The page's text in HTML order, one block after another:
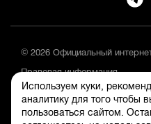
Используем куки,
аналитику для того чтобы
пользоваться сайтом.
© 2026 Официальный
Правовая информация
Положение об обработке и